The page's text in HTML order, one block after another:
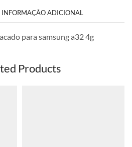
INFORMAÇÃO ADICIONAL
para samsung a32 4g
Products